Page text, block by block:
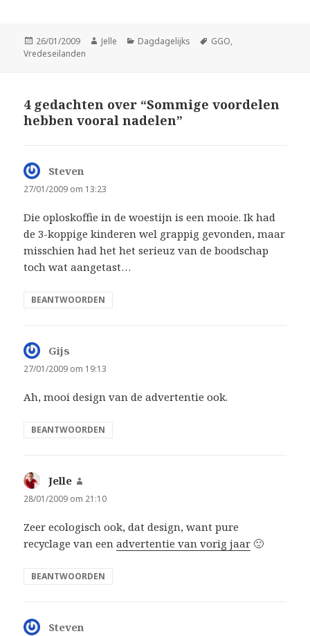
Geplaatst
op
26/01/2009 Auteur
Jelle Categorieën
Dagdagelijks Tags
GGO,
Vredeseilanden
4 gedachten over “Sommige voordelen
hebben vooral nadelen”
Steven
27/01/2009 om 13:23
Die oploskoffie in de woestijn is een mooie. Ik had
de 3-koppige kinderen wel grappig gevonden, maar
misschien had het het serieuz van de boodschap
toch wat aangetast…
BEANTWOORDEN
Gijs
27/01/2009 om 19:13
Ah, mooi design van de advertentie ook.
BEANTWOORDEN
Jelle
28/01/2009 om 21:10
Zeer ecologisch ook, dat design, want pure
recyclage van eenadvertentie van vorig jaar 🙂
BEANTWOORDEN
Steven